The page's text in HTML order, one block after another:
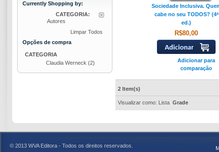
Sociedade Inclusiva.
cabe no seu TODOS? (4ª
ed.)
R$80,00
Adicionar para
comparação
2 Item(s)
Visualizar como: Lista Grade
Currently Shopping by:
CATEGORIA:
Autores
Limpar Todos
Opções de compra
CATEGORIA
Claudia Werneck (2)
© 2013 WVA Editora - Todos os direitos reservados.